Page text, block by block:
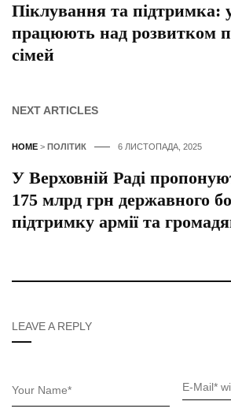
Піклування та підтримка:
працюють над розвитком
сімей
NEXT ARTICLES
HOME > ПОЛІТИК 6 ЛИСТОПАДА, 2025
У Верховній Раді
175 млрд грн державного
підтримку армії та
LEAVE A REPLY